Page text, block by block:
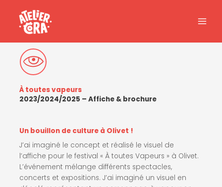
contenu
À toutes vapeurs
2023/2024/2025 – Affiche & brochure
Un bouillon de culture à Olivet !
J’ai imaginé le concept et réalisé le visuel de
l’affiche pour le festival « À toutes Vapeurs » à Olivet.
L’événement mélange différents spectacles,
concerts et expositions. J’ai imaginé un visuel en